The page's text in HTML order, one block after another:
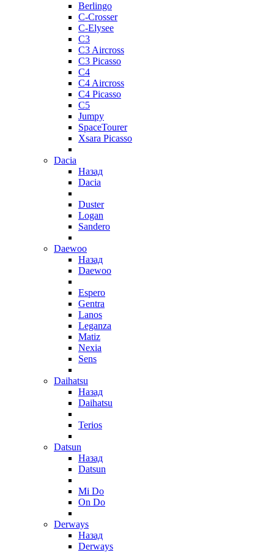
Berlingo
C-Crosser
C-Elysee
C3
C3 Aircross
C3 Picasso
C4
C4 Aircross
C4 Picasso
C5
Jumpy
SpaceTourer
Xsara Picasso
Dacia
Назад
Dacia
Duster
Logan
Sandero
Daewoo
Назад
Daewoo
Espero
Gentra
Lanos
Leganza
Matiz
Nexia
Sens
Daihatsu
Назад
Daihatsu
Terios
Datsun
Назад
Datsun
Mi Do
On Do
Derways
Назад
Derways